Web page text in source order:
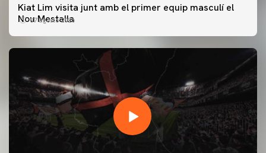
Kiat Lim visita junt amb el primer equip masculí el
Nou Mestalla
07 agosto 2026